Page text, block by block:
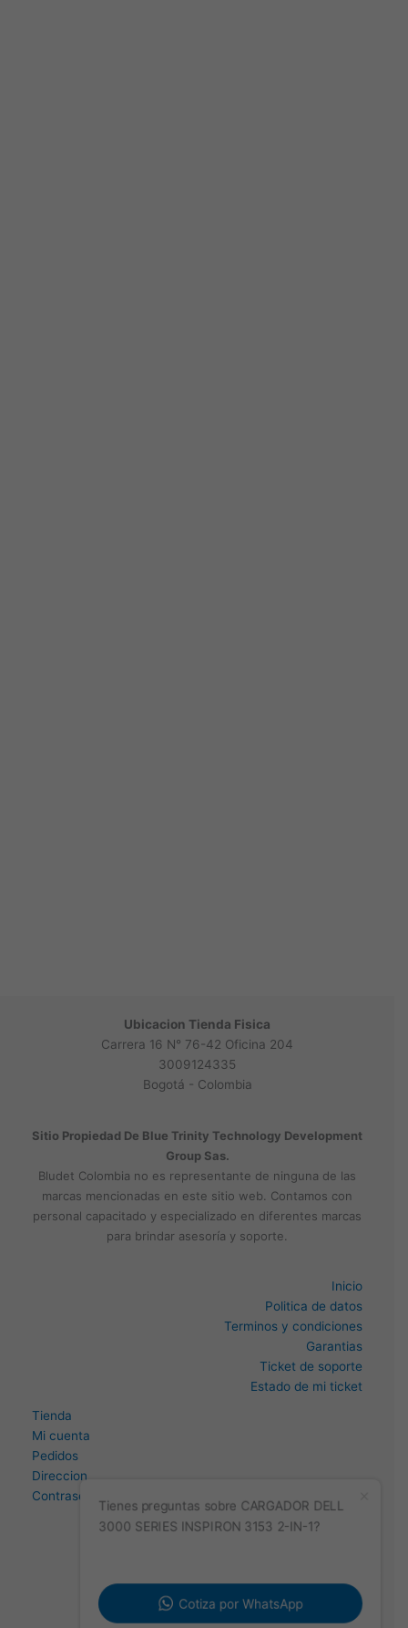
Ubicacion Tienda Fisica
Carrera 16 N° 76-42 Oficina 204
3009124335
Bogotá - Colombia
Sitio Propiedad De Blue Trinity Technology Development
Group Sas.
Bludet Colombia no es representante de ninguna de las
marcas mencionadas en este sitio web. Contamos con
personal capacitado y especializado en diferentes marcas
para brindar asesoría y soporte.
Inicio
Politica de datos
Terminos y condiciones
Garantias
Ticket de soporte
Estado de mi ticket
Tienda
Mi cuenta
Pedidos
Direccion
Contraseña perdida
Tienes preguntas sobre CARGADOR DELL
Cotiza por WhatsApp